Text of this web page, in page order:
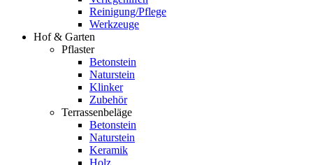
Reinigung/Pflege
Werkzeuge
Hof & Garten
Pflaster
Betonstein
Naturstein
Klinker
Zubehör
Terrassenbeläge
Betonstein
Naturstein
Keramik